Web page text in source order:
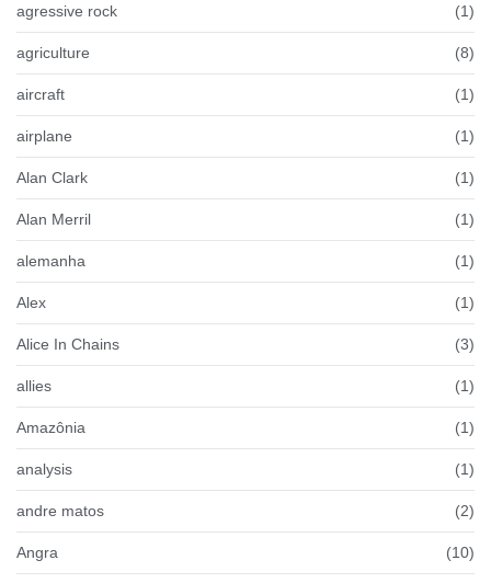
agressive rock (1)
agriculture (8)
aircraft (1)
airplane (1)
Alan Clark (1)
Alan Merril (1)
alemanha (1)
Alex (1)
Alice In Chains (3)
allies (1)
Amazônia (1)
analysis (1)
andre matos (2)
Angra (10)